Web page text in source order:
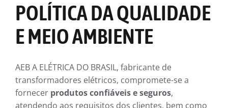
POLÍTICA DA QUALIDADE
E MEIO AMBIENTE
AEB A ELÉTRICA DO BRASIL, fabricante de
transformadores elétricos, compromete-se a
fornecer produtos confiáveis e seguros,
atendendo aos requisitos dos clientes, bem como